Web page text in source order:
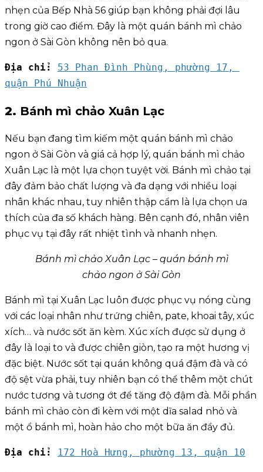
nhẹn của Bếp Nhà 56 giúp bạn không phải đợi lâu
trong giờ cao điểm. Đây là một quán bánh mì chảo
ngon ở Sài Gòn không nên bỏ qua.
Địa chỉ:
53 Phan Đình Phùng, phường 17,
quận Phú Nhuận
2. Bánh mì chảo Xuân Lạc
Nếu bạn đang tìm kiếm một quán bánh mì chảo
ngon ở Sài Gòn và giá cả hợp lý, quán bánh mì chảo
Xuân Lạc là một lựa chọn tuyệt vời. Bánh mì chảo tại
đây đảm bảo chất lượng và đa dạng với nhiều loại
nhân khác nhau, tuy nhiên thập cẩm là lựa chọn ưa
thích của đa số khách hàng. Bên cạnh đó, nhân viên
phục vụ tại đây rất nhiệt tình và nhanh nhẹn.
Bánh mì chảo Xuân Lạc – quán bánh mì
chảo ngon ở Sài Gòn
Bánh mì tại Xuân Lạc luôn được phục vụ nóng cùng
với các loại nhân như trứng chiên, pate, khoai tây, xúc
xích… và nước sốt ăn kèm. Xúc xích được sử dụng ở
đây là loại to và được chiên giòn, tạo ra một hương vị
đặc biệt. Nước sốt tại quán không quá đậm đà và có
độ sệt vừa phải, tuy nhiên bạn có thể thêm một chút
nước tương và tương ớt để tăng độ đậm đà. Mỗi phần
bánh mì chảo còn đi kèm với một dĩa salad nhỏ và
một ổ bánh mì, hoàn hảo cho một bữa ăn đầy đủ.
Địa chỉ: 172 Hoà Hưng, phường 13, quận 10